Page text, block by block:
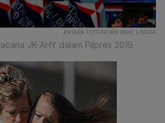
ANTARA FOTO/RIVAN AWAL LINGGA
JK-AHY dalam Pilpres 2019.